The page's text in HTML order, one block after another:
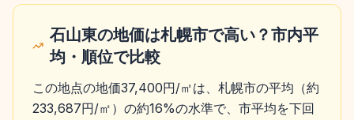
石山東の地価は札幌市で高い？市内平
均・順位で比較
この地点の地価37,400円/㎡は、札幌市の平均（約
233,687円/㎡）の約16%の水準で、市平均を下回